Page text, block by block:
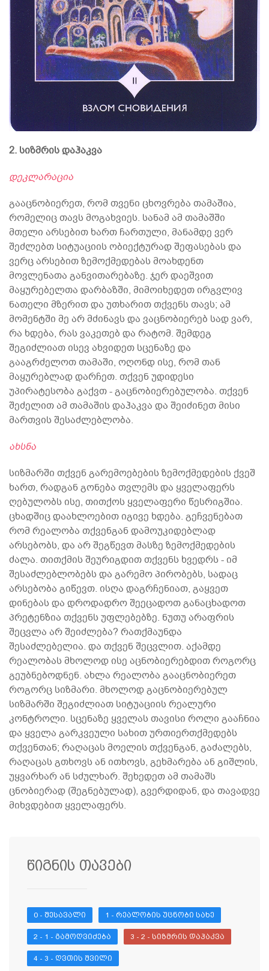
2. სიზმრის დაჰაკვა
დეკლარაცია
გააცნობიერეთ, რომ თვენი ცხოვრება თამაშია,
რომელიც თავს მოგახვიეს. სანამ ამ თამაშში
მთელი არსებით ხართ ჩართული, მანამდე ვერ
შეძლებთ სიტუაციის ობიექტურად შეფასებას და
ვერც არსებით ზემოქმედებას მოახდენთ
მოვლენათა განვითარებაზე. ჯერ დაეშვით
მაყურებელთა დარბაზში, მიმოიხედეთ ირგვლივ
ნათელი მზერით და უთხარით თქვენს თავს; ამ
მომენტში მე არ მძინავს და ვაცნობიერებ სად ვარ,
რა ხდება, რას ვაკეთებ და რატომ. შემდეგ
შეგიძლიათ ისევ ახვიდეთ სცენაზე და
გააგრძელოთ თამაში, ოღონდ ისე, რომ თან
მაყურებლად დარჩეთ. თქვენ უდიდესი
უპირატესობა გაქვთ - გაცნობიერებულობა. თქვენ
შეძელით ამ თამაშის დაჰაკვა და შეიძინეთ მისი
მართვის შესაძლებლობა.
ახსნა
სიზმარში თქვენ გარემოებების ზემოქმედების ქვეშ
ხართ, რადგან გონება თვლემს და ყველაფერს
ღებულობს ისე, თითქოს ყველაფერი წესრიგშია.
ცხადშიც დაახლოებით იგივე ხდება. გეჩვენებათ
რომ რეალობა თქვენგან დამოუკიდებლად
არსებობს, და არ შეგწევთ მასზე ზემოქმედების
ძალა. თითქმის შეურიგდით თქვენს ხვედრს - იმ
შესაძლებლობებს და გარემო პირობებს, სადაც
არსებობა გიწევთ. ისღა დაგრჩენიათ, გაყვეთ
დინებას და დროდადრო შეეცადოთ განაცხადოთ
პრეტენზია თქვენს უფლებებზე. ნუთუ არაფრის
შეცვლა არ შეიძლება? რათქმაუნდა
შესაძლებელია. და თქვენ შეცვლით. აქამდე
რეალობას მხოლოდ ისე აცნობიერებდით როგორც
გეუბნებოდნენ. ახლა რეალობა გააცნობიერეთ
როგორც სიზმარი. მხოლოდ გაცნობიერებულ
სიზმარში შეგიძლიათ სიტუაციის რეალური
კონტროლი. სცენაზე ყველას თავისი როლი გააჩნია
და ყველა გარკვეული სახით ურთიერთქმედებს
თქვენთან; რაღაცას მოელის თქვენგან, გაძალებს,
რაღაცას გთხოვს ან ითხოვს, გეხმარება ან გიშლის,
უყვარხარ ან სძულხარ. შეხედეთ ამ თამაშს
ცნობიერად (შეგნებულად), გვერდიდან, და თავადვე
მიხვდებით ყველაფერს.
წიგნის თავები
0 - ᲨᲔᲡᲐᲕᲐᲚᲘ 1 - ᲠᲔᲐᲚᲝᲑᲘᲡ ᲣᲪᲜᲝᲑᲘ ᲡᲐᲮᲔ
2 - 1 - ᲒᲐᲛᲝᲦᲕᲘᲫᲔᲑᲐ 3 - 2 - ᲡᲘᲖᲛᲠᲘᲡ ᲓᲐᲰᲐᲙᲕᲐ
4 - 3 - ᲦᲕᲗᲘᲡ ᲨᲕᲘᲚᲘ